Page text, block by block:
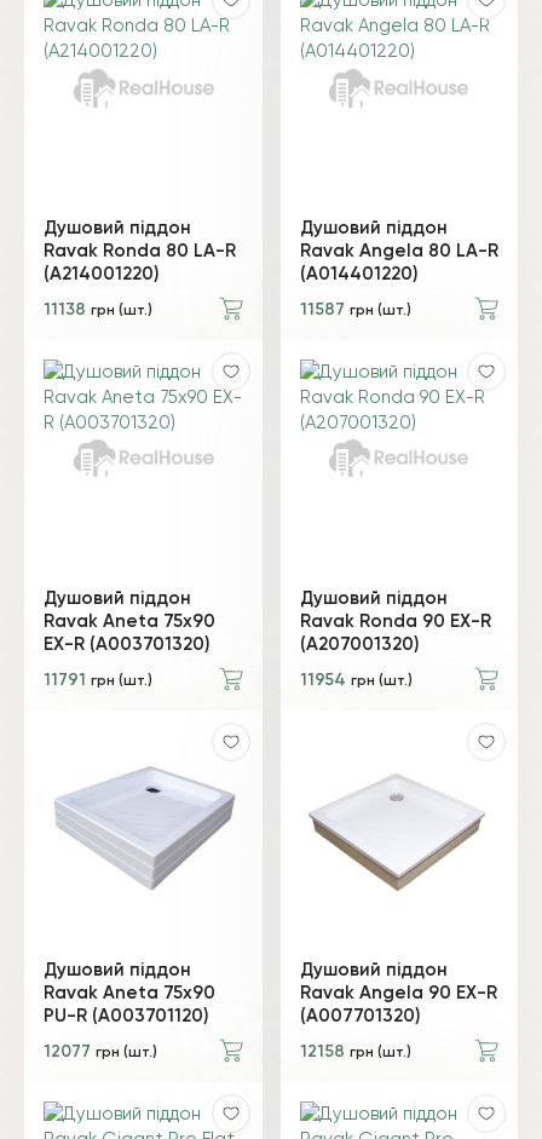
Душовий піддон
Ravak Ronda 80 LA-R
(A214001220)
11138 грн (шт.)
Душовий піддон
Ravak Angela 80 LA-R
(A014401220)
11587 грн (шт.)
Душовий піддон
Ravak Aneta 75х90
EX-R (A003701320)
11791 грн (шт.)
Душовий піддон
Ravak Ronda 90 EX-R
(A207001320)
11954 грн (шт.)
Душовий піддон
Ravak Aneta 75x90
PU-R (A003701120)
12077 грн (шт.)
Душовий піддон
Ravak Angela 90 EX-R
(A007701320)
12158 грн (шт.)